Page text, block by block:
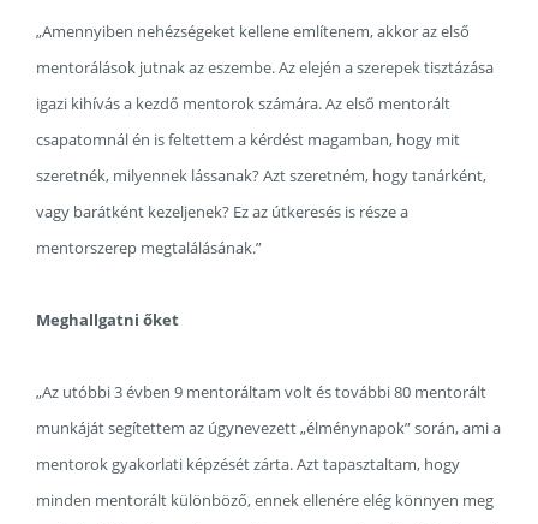
„Amennyiben nehézségeket kellene említenem, akkor az első
mentorálások jutnak az eszembe. Az elején a szerepek tisztázása
igazi kihívás a kezdő mentorok számára. Az első mentorált
csapatomnál én is feltettem a kérdést magamban, hogy mit
szeretnék, milyennek lássanak? Azt szeretném, hogy tanárként,
vagy barátként kezeljenek? Ez az útkeresés is része a
mentorszerep megtalálásának.”
Meghallgatni őket
„Az utóbbi 3 évben 9 mentoráltam volt és további 80 mentorált
munkáját segítettem az úgynevezett „élménynapok” során, ami a
mentorok gyakorlati képzését zárta. Azt tapasztaltam, hogy
minden mentorált különböző, ennek ellenére elég könnyen meg